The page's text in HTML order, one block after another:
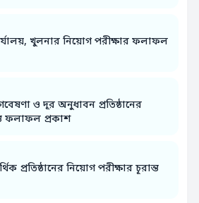
খুলনার নিয়োগ পরীক্ষার ফলাফল
ও দূর অনুধাবন প্রতিষ্ঠানের
ফলাফল প্রকাশ
প্রতিষ্ঠানের নিয়োগ পরীক্ষার চূরান্ত